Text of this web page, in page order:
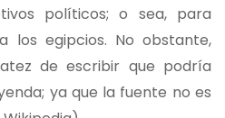
políticos; o sea, para
los egipcios. No obstante,
de escribir que podría
ya que la fuente no es